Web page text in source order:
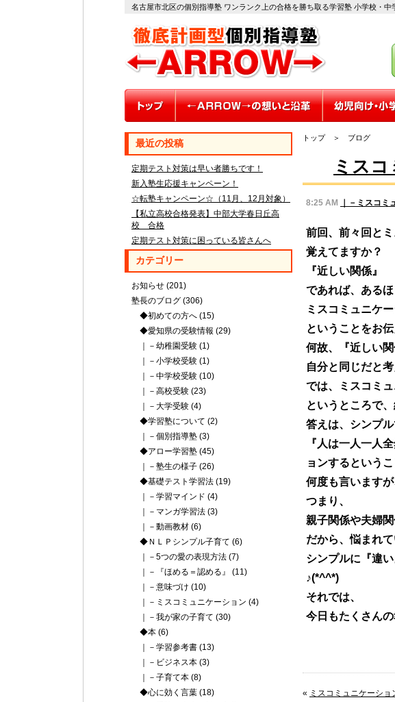
名古屋市北区の個別指導塾 ワンランク上の合格を勝ち取る学習塾 小学校・
トップ＞ ブログ
ミスコ
8:25 AM ｜－ミスコミ
前回、前々回と
覚えてますか？
『近しい関係』
であれば、あるほ
ミスコミュニケ
ということをお伝
何故、『近しい
自分と同じだと
では、ミスコミ
というところで
答えは、シンプ
『人は一人一人
ョンするという
何度も言います
つまり、
親子関係や夫婦
だから、悩まれ
シンプルに『違
♪(*^^*)
それでは、
今日もたくさん
« ミスコミュニケーショ
最近の投稿
定期テスト対策は早い者勝ちです！
新入塾生応援キャンペーン！
☆転塾キャンペーン☆（11月、12月対象）
【私立高校合格発表】中部大学春日丘高
校 合格
定期テスト対策に困っている皆さんへ
カテゴリー
お知らせ (201)
塾長のブログ (306)
◆初めての方へ(15)
◆愛知県の受験情報 (29)
｜－幼稚園受験(1)
｜－小学校受験(1)
｜－中学校受験(10)
｜－高校受験(23)
｜－大学受験(4)
◆学習塾について (2)
｜－個別指導塾(3)
◆アロー学習塾(45)
｜－塾生の様子(26)
◆基礎テスト学習法(19)
｜－学習マインド (4)
｜－マンガ学習法(3)
｜－動画教材(6)
◆ＮＬＰシンプル子育て (6)
｜－5つの愛の表現方法(7)
｜－『ほめる＝認める』
(11)
｜－意味づけ (10)
｜－ミスコミュニケーション (4)
｜－我が家の子育て (30)
◆本(6)
｜－学習参考書(13)
｜－ビジネス本(3)
｜－子育て本(8)
◆心に効く言葉(18)